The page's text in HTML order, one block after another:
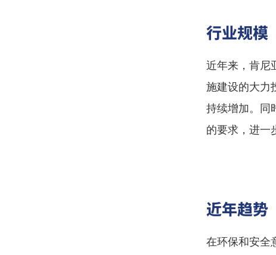
行业规模
近年来，肯尼
施建设的大力
持续增加。同
的要求，进一
近年趋势
在环保和安全